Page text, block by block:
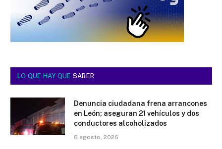
LO QUE HAY QUE SABER
Denuncia ciudadana frena arrancones
en León; aseguran 21 vehículos y dos
conductores alcoholizados
6 agosto, 2026